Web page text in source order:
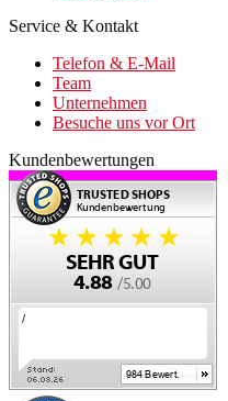
Service & Kontakt
Telefon & E-Mail
Team
Unternehmen
Besuche uns vor Ort
Kundenbewertungen